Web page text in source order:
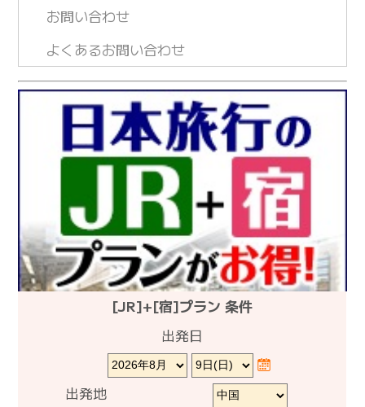
お問い合わせ
よくあるお問い合わせ
[JR]+[宿]プラン 条件
出発日
出発地